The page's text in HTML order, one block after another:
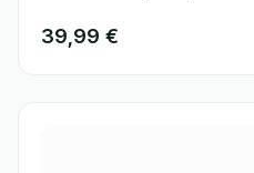
39,99 €